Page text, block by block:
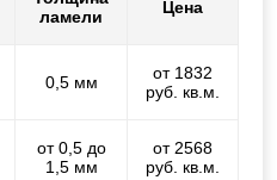
ламели
Цена
0,5 мм
от 1832
руб. кв.м.
от 0,5 до
1,5 мм
от 2568
руб. кв.м.